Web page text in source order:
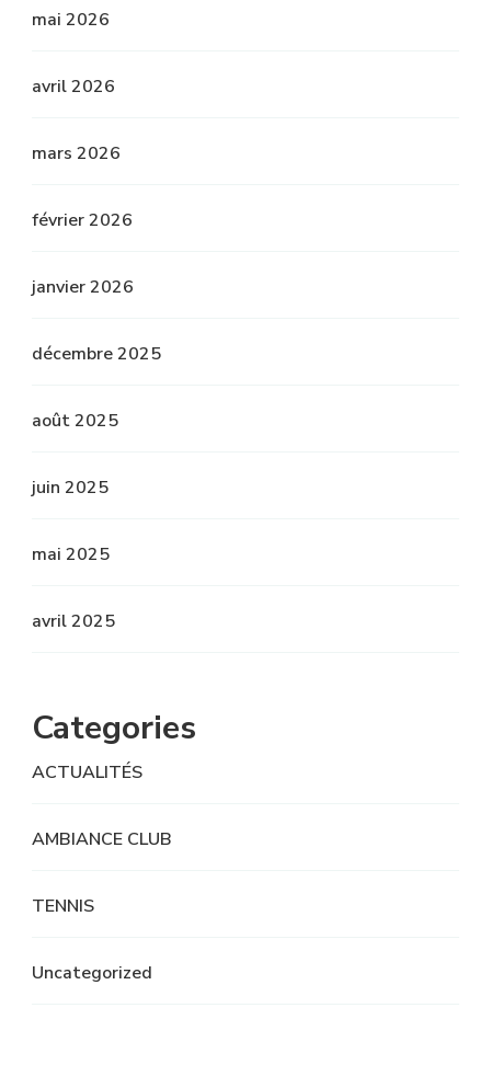
mai 2026
avril 2026
mars 2026
février 2026
janvier 2026
décembre 2025
août 2025
juin 2025
mai 2025
avril 2025
Categories
ACTUALITÉS
AMBIANCE CLUB
TENNIS
Uncategorized